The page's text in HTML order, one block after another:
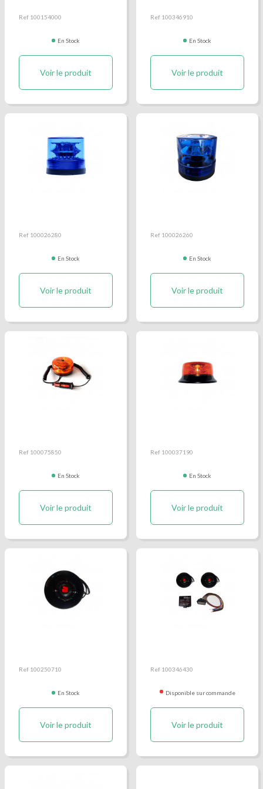
Ref 100154000
En Stock
Voir le produit
Ref 100346910
En Stock
Voir le produit
Ref 100026280
En Stock
Voir le produit
Ref 100026260
En Stock
Voir le produit
Ref 100075850
En Stock
Voir le produit
Ref 100037190
En Stock
Voir le produit
Ref 100250710
En Stock
Voir le produit
Ref 100346430
Disponible sur commande
Voir le produit